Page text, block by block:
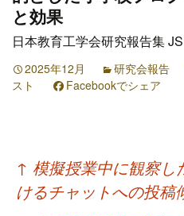
ス
ッ
プ
と効果
日本教育工学会研究報告集
2025年12月 研究会報告
スト
Facebookでシェア
投
稿
↑ 模擬授業中に観察し
けるチャットへの投稿